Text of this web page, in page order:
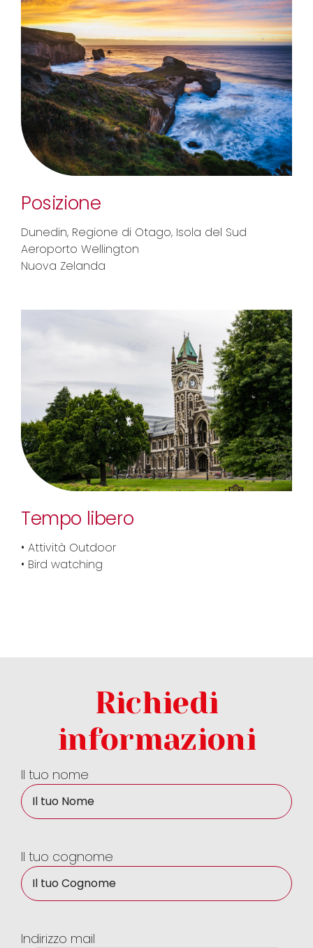
Posizione
Dunedin, Regione di Otago, Isola del Sud
Aeroporto Wellington
Nuova Zelanda
Tempo libero
• Attività Outdoor
• Bird watching
Richiedi
informazioni
Il tuo nome
Il tuo cognome
Indirizzo mail